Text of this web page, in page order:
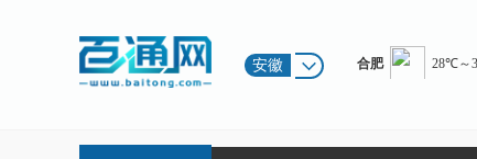
安徽